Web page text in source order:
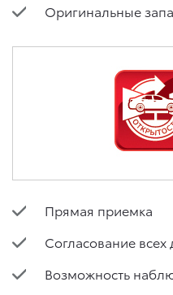
Оригинальные
Прямая приемка
Согласование
Возможность